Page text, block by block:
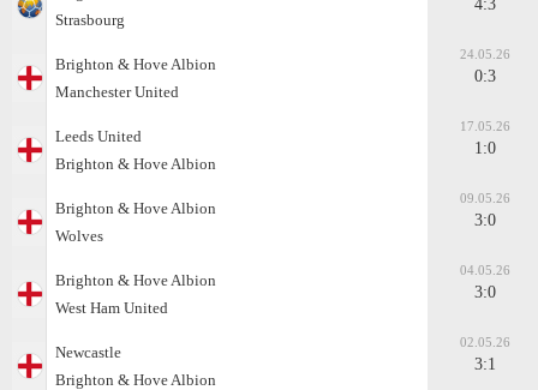
Strasbourg
4:3
Brighton & Hove Albion
Manchester United
24.05.26
0:3
Leeds United
Brighton & Hove Albion
17.05.26
1:0
Brighton & Hove Albion
Wolves
09.05.26
3:0
Brighton & Hove Albion
West Ham United
04.05.26
3:0
Newcastle
Brighton & Hove Albion
02.05.26
3:1